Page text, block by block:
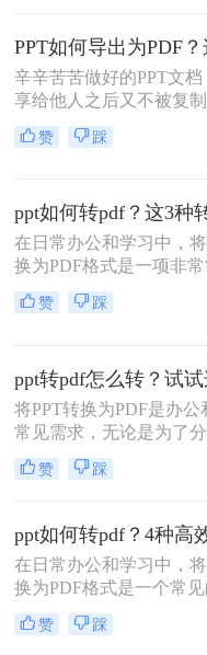
么，PPT转PDF如何让画
呢？本文将从多个方面
PPT转PDF的画质保留
转换过程更加顺利和高
辛辛苦苦做好的PPT文
享给他人之后又不被复
们可以将PPT如何导出为
知道PDF文件是不易编辑
格式，那么如何将PPT转
就来看看吧。
赞 踩
在日常办公和学习中，
换为PDF格式是一项非
求。PDF格式因其跨平台
文件体积小、易于阅读和
将PPT转换为PDF的方法
赞 踩
将PPT转换为PDF是办公
常见需求，无论是为了
是确保格式兼容性。那么
么转呢？本文将介绍多种
赞 踩
在日常办公和学习中，
换为PDF格式是一个常见
PDF文件具有兼容性强、
不易被修改等优点，非常
赞 踩